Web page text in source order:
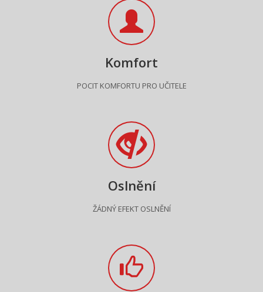
Komfort
POCIT KOMFORTU PRO UČITELE
Oslnění
ŽÁDNÝ EFEKT OSLNĚNÍ